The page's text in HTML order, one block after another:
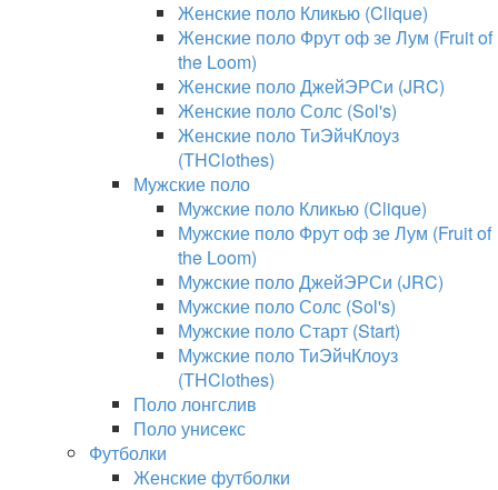
Женские поло Кликью (Clique)
Женские поло Фрут оф зе Лум (Fruit of
the Loom)
Женские поло ДжейЭРСи (JRC)
Женские поло Солс (Sol's)
Женские поло ТиЭйчКлоуз
(THClothes)
Мужские поло
Мужские поло Кликью (Clique)
Мужские поло Фрут оф зе Лум (Fruit of
the Loom)
Мужские поло ДжейЭРСи (JRC)
Мужские поло Солс (Sol's)
Мужские поло Старт (Start)
Мужские поло ТиЭйчКлоуз
(THClothes)
Поло лонгслив
Поло унисекс
Футболки
Женские футболки